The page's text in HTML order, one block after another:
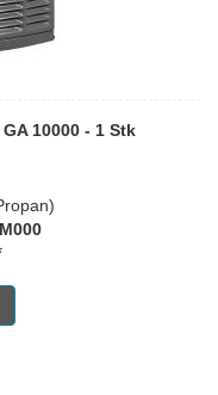
10000 - 1 Stk